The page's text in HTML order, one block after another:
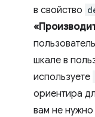
в свойство
шкале в
используете
ориентира
вам не